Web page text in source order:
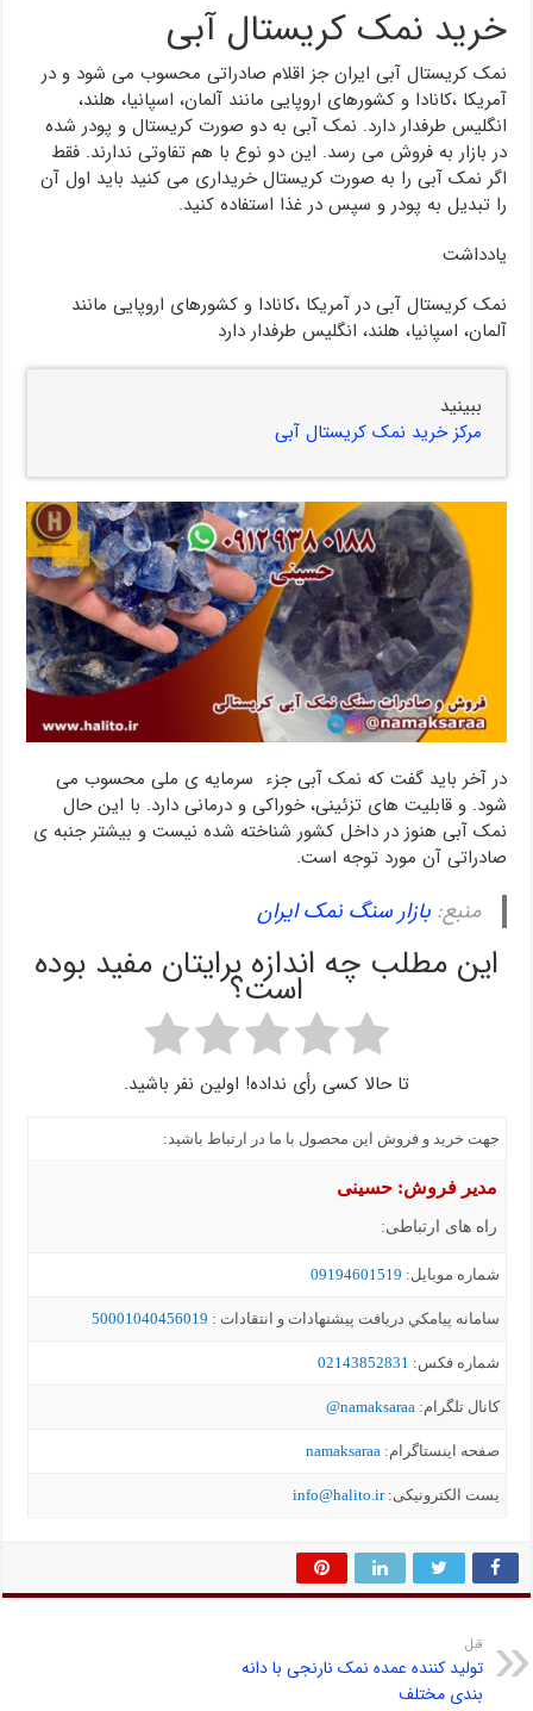
خرید نمک کریستال آبی
نمک کریستال آبی ایران جز اقلام صادراتی محسوب می شود و در
آمریکا ،کانادا و کشورهای اروپایی مانند آلمان، اسپانیا، هلند،
انگلیس طرفدار دارد. نمک آبی به دو صورت کریستال و پودر شده
در بازار به فروش می رسد. این دو نوع با هم تفاوتی ندارند. فقط
اگر نمک آبی را به صورت کریستال خریداری می کنید باید اول آن
را تبدیل به پودر و سپس در غذا استفاده کنید.
یادداشت
نمک کریستال آبی در آمریکا ،کانادا و کشورهای اروپایی مانند
آلمان، اسپانیا، هلند، انگلیس طرفدار دارد
ببینید
مرکز خرید نمک کریستال آبی
در آخر باید گفت که نمک آبی جزء سرمایه ی ملی محسوب می
شود. و قابلیت های تزئینی، خوراکی و درمانی دارد. با این حال
نمک آبی هنوز در داخل کشور شناخته شده نیست و بیشتر جنبه ی
صادراتی آن مورد توجه است.
منبع:بازار سنگ نمک ایران
این مطلب چه اندازه برایتان مفید بوده
است؟
تا حالا کسی رأی نداده! اولین نفر باشید.
جهت خرید و فروش این محصول با ما در ارتباط باشید:
مدیر فروش: حسینی
راه های ارتباطی:
شماره موبايل: 09194601519
سامانه پيامکي دریافت پیشنهادات و انتقادات : 50001040456019
شماره فکس: 02143852831
کانال تلگرام:namaksaraa@
صفحه اینستاگرام:namaksaraa
یست الکترونیکی:info@halito.ir
قبل
تولید کننده عمده نمک نارنجی با دانه
بندی مختلف